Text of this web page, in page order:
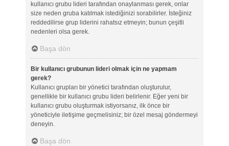
kullanıcı grubu lideri tarafından onaylanması gerek, onlar
size neden gruba katılmak istediğinizi sorabilirler. İsteğiniz
reddedilirse grup liderini rahatsız etmeyin; bunun çeşitli
nedenleri olsa gerek.
Başa dön
Bir kullanıcı grubunun lideri olmak için ne yapmam
gerek?
Kullanıcı grupları bir yönetici tarafından oluşturulur,
genellikle bir kullanıcı grubu lideri belirlenir. Eğer yeni bir
kullanıcı grubu oluşturmak istiyorsanız, ilk önce bir
yöneticiyle iletişime geçmelisiniz; bir özel mesaj göndermeyi
deneyin.
Başa dön